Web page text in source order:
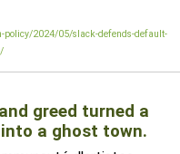
policy/2024/05/slack-defends-default-
greed turned a
a ghost town.